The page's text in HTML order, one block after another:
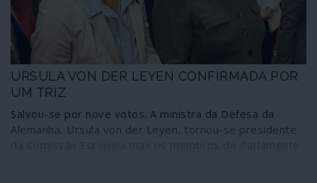
Europeia. Poderá ou quererá Copenhaga evitar o
negócio se Washington, muito à sua maneira, insistir
nele?
URSULA VON DER LEYEN CONFIRMADA POR
UM TRIZ
Salvou-se por nove votos. A ministra da Defesa da
Alemanha, Ursula von der Leyen, tornou-se presidente